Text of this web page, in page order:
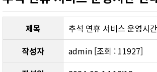
제목
추석 연휴 서비스 운영시
작성자
admin [조회 : 11927]